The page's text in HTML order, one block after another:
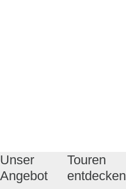
Unser
Angebot
Touren
entdecken